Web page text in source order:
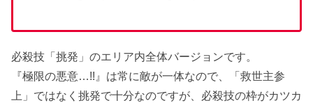
必殺技「挑発」のエリア内全体バージョンです。
『極限の悪意…!!』は常に敵が一体なので、「救世主参
上」ではなく挑発で十分なのですが、必殺技の枠がカツカ